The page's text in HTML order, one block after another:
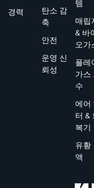
경력
탄소 감
축
안전
운영 신
뢰성
템
매립
& 바
오가
플레
가스
수
에어
터 &
복기
유황
액